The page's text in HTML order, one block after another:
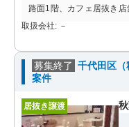
路面1階、カフェ居抜き
取扱会社: －
募集終了 千代田区（
案件
居抜き譲渡